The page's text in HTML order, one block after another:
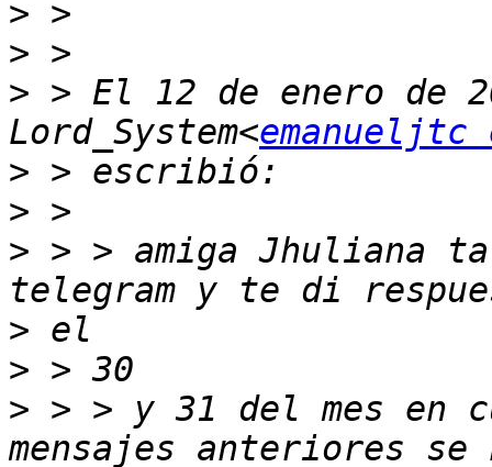
>
>
> > El 12 de enero de
Lord_System<emanueljtc
>
>
> > > amiga Jhuliana
>
>
> > > y 31 del mes en